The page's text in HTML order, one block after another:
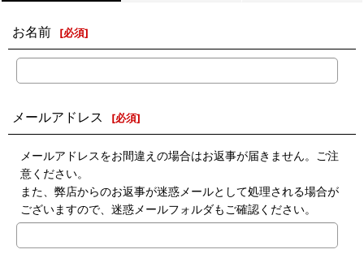
お名前 [必須]
メールアドレス [必須]
メールアドレスをお間違えの場合はお返事が届きません。ご注
意ください。
また、弊店からのお返事が迷惑メールとして処理される場合が
ございますので、迷惑メールフォルダもご確認ください。